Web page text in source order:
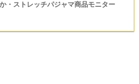
・ストレッチパジャマ商品モニター